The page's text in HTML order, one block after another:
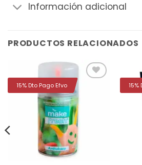
Información adicional
PRODUCTOS RELACIONADOS
15% Dto Pago Efvo 15%